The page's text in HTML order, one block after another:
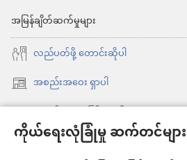
ကိုယ်ရေးလုံခြုံမှု ဆက်တင်များ
အမြန်ချိတ်ဆက်မှုများ
လည်ပတ်ဖို့ တောင်းဆိုပါ
အစည်းအဝေး ရှာပါ
(window
အသစ်
ဖွ
အစည်းအဝေးကြီး ရှာပါ
(window
အသစ်အသစ် တင်ထားရာများ